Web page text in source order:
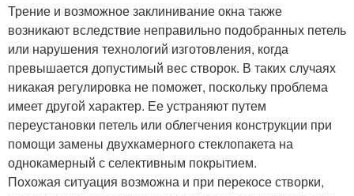
Трение и возможное заклинивание окна также
возникают вследствие неправильно подобранных петель
или нарушения технологий изготовления, когда
превышается допустимый вес створок. В таких случаях
никакая регулировка не поможет, поскольку проблема
имеет другой характер. Ее устраняют путем
переустановки петель или облегчения конструкции при
помощи замены двухкамерного стеклопакета на
однокамерный с селективным покрытием.
Похожая ситуация возможна и при перекосе створки,